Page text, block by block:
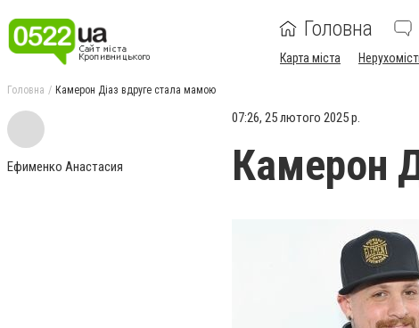
Головна
Карта міста
Головна Камерон Діаз вдруге стала мамою
Ефименко Анастасия
07:26, 25 лютого 2025 р.
Камерон